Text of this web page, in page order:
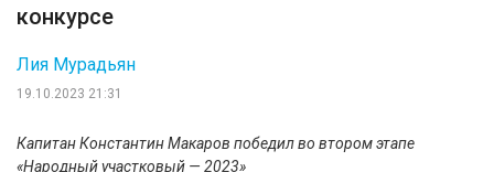
конкурсе
19.10.2023 21:31
Лия Мурадьян
Капитан Константин Макаров победил во втором этапе
«Народный участковый — 2023»